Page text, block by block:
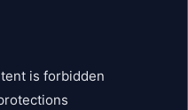
is forbidden